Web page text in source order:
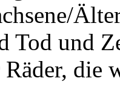
Tod und
die